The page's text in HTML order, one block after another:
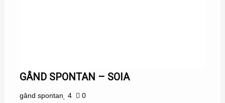
GÂND SPONTAN – SOIA
gând spontan 4
0